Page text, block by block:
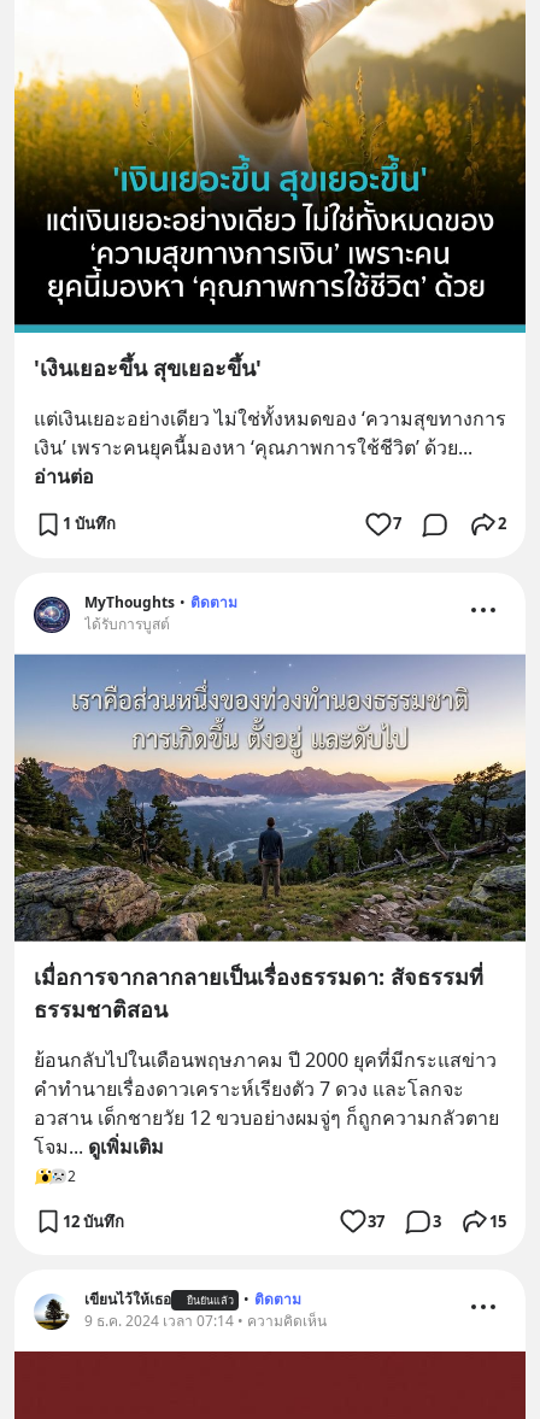
'เงินเยอะขึ้น สุขเยอะขึ้น'
แต่เงินเยอะอย่างเดียว ไม่ใช่ทั้งหมดของ ‘ความสุขทางการ
เงิน’ เพราะคนยุคนี้มองหา ‘คุณภาพการใช้ชีวิต’ ด้วย
อ่านต่อ
1 บันทึก 7 2
MyThoughts • ติดตาม
ได้รับการบูสต์
เมื่อการจากลากลายเป็นเรื่องธรรมดา: สัจธรรมที่
ธรรมชาติสอน
ย้อนกลับไปในเดือนพฤษภาคม ปี 2000 ยุคที่มีกระแสข่าว
คำทำนายเรื่องดาวเคราะห์เรียงตัว 7 ดวง และโลกจะ
อวสาน เด็กชายวัย 12 ขวบอย่างผมจู่ๆ ก็ถูกความกลัวตาย
โจม... ดูเพิ่มเติม
2
12 บันทึก 37 3 15
เขียนไว้ให้เธอ ยืนยันแล้ว • ติดตาม
9 ธ.ค. 2024 เวลา 07:14 • ความคิดเห็น